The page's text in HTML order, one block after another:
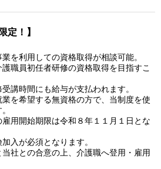
定！】
を利用しての資格取得が相談可能。
職員初任者研修の資格取得を目指すこ
講時間にも給与が支払われます。
を希望する無資格の方で、当制度を使
用開始期限は令和８年１１月１日とな
入が必須となります。
社との合意の上、介護職へ登用・雇用